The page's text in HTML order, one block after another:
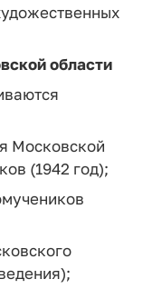
области
Московской
(1942 год);